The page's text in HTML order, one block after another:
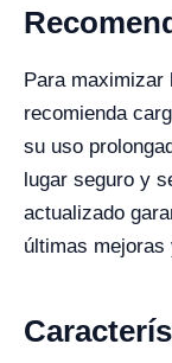
Para maximizar
recomienda
su uso
lugar seguro y
actualizado
últimas mejoras